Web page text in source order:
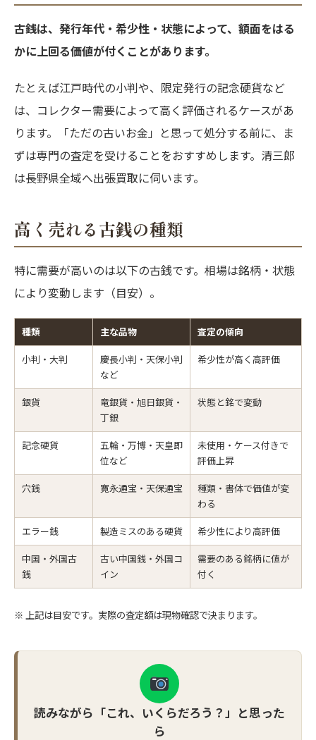
古銭は、発行年代・希少性・状態によって、額面をはる
かに上回る価値が付くことがあります。
たとえば江戸時代の小判や、限定発行の記念硬貨など
は、コレクター需要によって高く評価されるケースがあ
ります。「ただの古いお金」と思って処分する前に、ま
ずは専門の査定を受けることをおすすめします。清三郎
は長野県全域へ出張買取に伺います。
高く売れる古銭の種類
特に需要が高いのは以下の古銭です。相場は銘柄・状態
により変動します（目安）。
種類 主な品物 査定の傾向
小判・大判
慶長小判・天保小判
など
希少性が高く高評価
銀貨
竜銀貨・旭日銀貨・
丁銀
状態と銘で変動
記念硬貨
五輪・万博・天皇即
位など
未使用・ケース付きで
評価上昇
穴銭 寛永通宝・天保通宝
種類・書体で価値が変
わる
エラー銭 製造ミスのある硬貨 希少性により高評価
中国・外国古
銭
古い中国銭・外国コ
イン
需要のある銘柄に値が
付く
※ 上記は目安です。実際の査定額は現物確認で決まります。
読みながら「これ、いくらだろう？」と思った
ら